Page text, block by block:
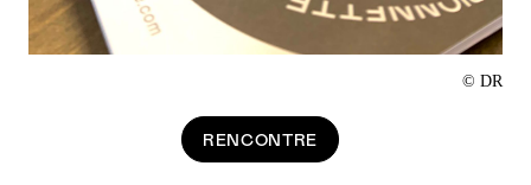
© DR
RENCONTRE